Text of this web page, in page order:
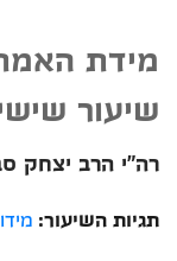
מידת
שיעור
רה"י הרב יצחק
תגיות השיעור: